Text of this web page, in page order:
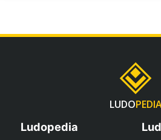
LUDO
Ludopedia